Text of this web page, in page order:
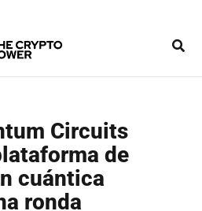
Circuits
de
cuántica
ronda